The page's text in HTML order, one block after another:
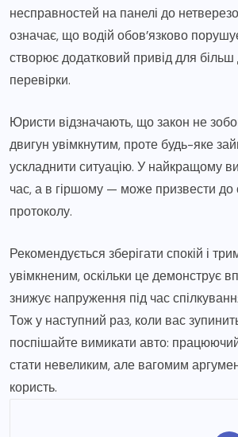
несправностей на панелі до
означає, що водій обов’язково
створює додатковий привід для більш
перевірки.
Юристи відзначають, що закон не
двигун увімкнутим, проте будь-яке
ускладнити ситуацію. У найкращому
час, а в гіршому — може призвести до
протоколу.
Рекомендується зберігати спокій і
увімкненим, оскільки це демонструє
знижує напруження під час
Тож у наступний раз, коли вас
поспішайте вимикати авто:
стати невеликим, але вагомим
користь.